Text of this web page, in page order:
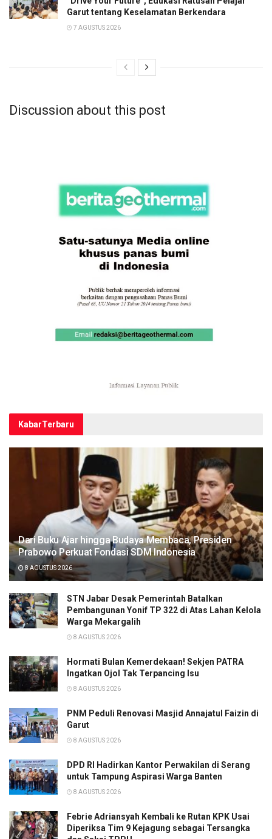
Garut tentang Keselamatan Berkendara
7 AGUSTUS 2026
Discussion about this post
KabarTerbaru
Dari Buku Ajar hingga Budaya Membaca, Presiden
Prabowo Perkuat Fondasi SDM Indonesia
8 AGUSTUS 2026
STN Jabar Desak Pemerintah Batalkan
Pembangunan Yonif TP 322 di Atas Lahan Kelola
Warga Mekargalih
8 AGUSTUS 2026
Hormati Bulan Kemerdekaan! Sekjen PATRA
Ingatkan Ojol Tak Terpancing Isu
8 AGUSTUS 2026
PNM Peduli Renovasi Masjid Annajatul Faizin di
Garut
8 AGUSTUS 2026
DPD RI Hadirkan Kantor Perwakilan di Serang
untuk Tampung Aspirasi Warga Banten
8 AGUSTUS 2026
Febrie Adriansyah Kembali ke Rutan KPK Usai
Diperiksa Tim 9 Kejagung sebagai Tersangka